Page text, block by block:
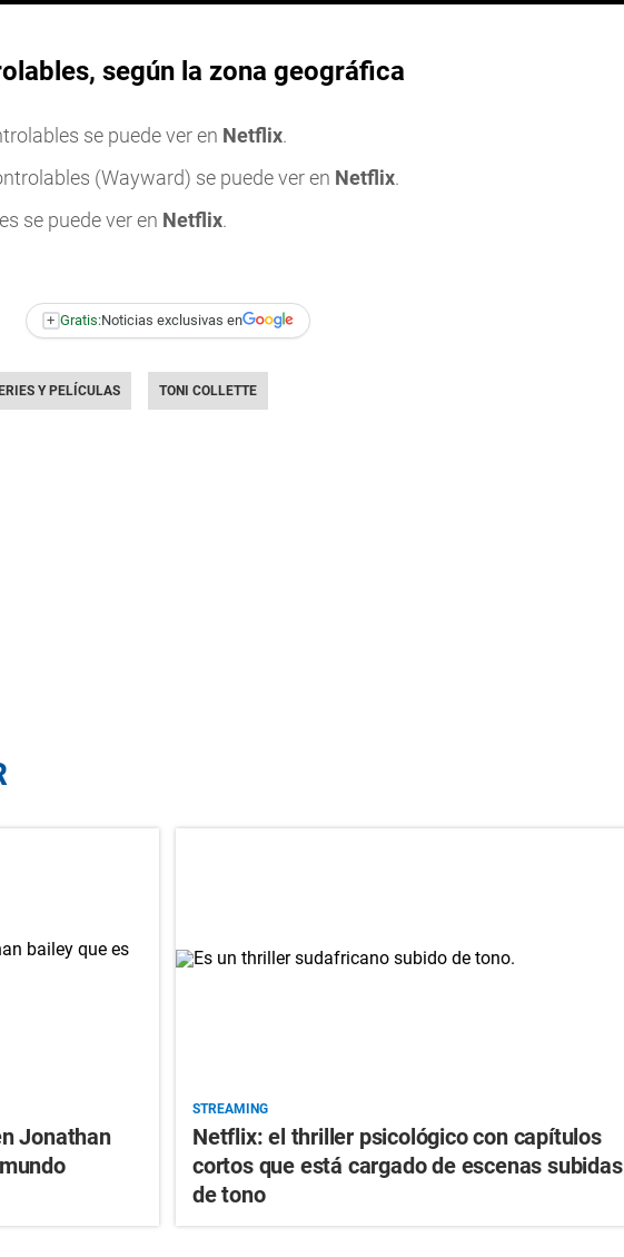
según la zona geográfica
se puede ver en Netflix.
(Wayward) se puede ver en Netflix.
se puede ver en Netflix.
+ Gratis:Noticias exclusivas en
Y PELÍCULAS TONI COLLETTE
Jonathan
STREAMING
Netflix: el thriller psicológico con capítulos
cortos que está cargado de escenas subidas
de tono